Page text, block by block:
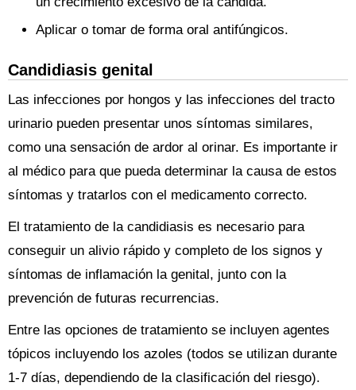
Aplicar o tomar de forma oral antifúngicos.
Candidiasis genital
Las infecciones por hongos y las infecciones del tracto
urinario pueden presentar unos síntomas similares,
como una sensación de ardor al orinar. Es importante ir
al médico para que pueda determinar la causa de estos
síntomas y tratarlos con el medicamento correcto.
El tratamiento de la candidiasis es necesario para
conseguir un alivio rápido y completo de los signos y
síntomas de inflamación la genital, junto con la
prevención de futuras recurrencias.
Entre las opciones de tratamiento se incluyen agentes
tópicos incluyendo los azoles (todos se utilizan durante
1-7 días, dependiendo de la clasificación del riesgo).